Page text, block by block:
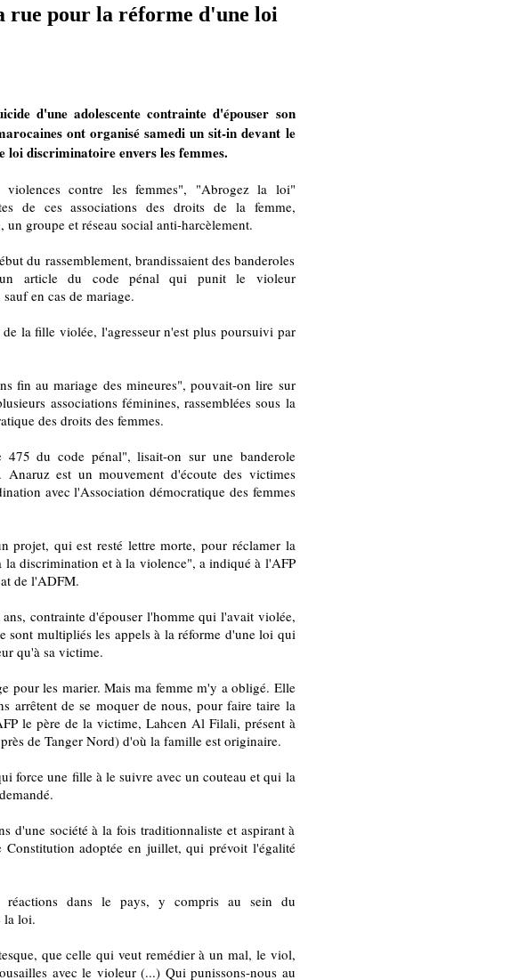
rue pour la réforme d'une loi
d'une adolescente contrainte d'épouser son
ont organisé samedi un sit-in devant le
discriminatoire envers les femmes.
contre les femmes", "Abrogez la loi"
de ces associations des droits de la femme,
groupe et réseau social anti-harcèlement.
du rassemblement, brandissaient des banderoles
article du code pénal qui punit le violeur
en cas de mariage.
la fille violée, l'agresseur n'est plus poursuivi par
fin au mariage des mineures", pouvait-on lire sur
associations féminines, rassemblées sous la
des droits des femmes.
du code pénal", lisait-on sur une banderole
est un mouvement d'écoute des victimes
avec l'Association démocratique des femmes
projet, qui est resté lettre morte, pour réclamer la
la discrimination et à la violence", a indiqué à l'AFP
de l'ADFM.
contrainte d'épouser l'homme qui l'avait violée,
sont multipliés les appels à la réforme d'une loi qui
qu'à sa victime.
pour les marier. Mais ma femme m'y a obligé. Elle
arrêtent de se moquer de nous, pour faire taire la
le père de la victime, Lahcen Al Filali, présent à
de Tanger Nord) d'où la famille est originaire.
force une fille à le suivre avec un couteau et qui la
d'une société à la fois traditionnaliste et aspirant à
Constitution adoptée en juillet, qui prévoit l'égalité
réactions dans le pays, y compris au sein du
la loi.
que celle qui veut remédier à un mal, le viol,
avec le violeur (...) Qui punissons-nous au